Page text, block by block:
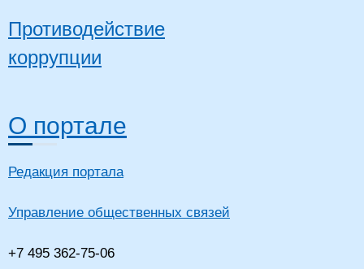
Противодействие
коррупции
О портале
Редакция портала
Управление общественных связей
+7 495 362-75-06